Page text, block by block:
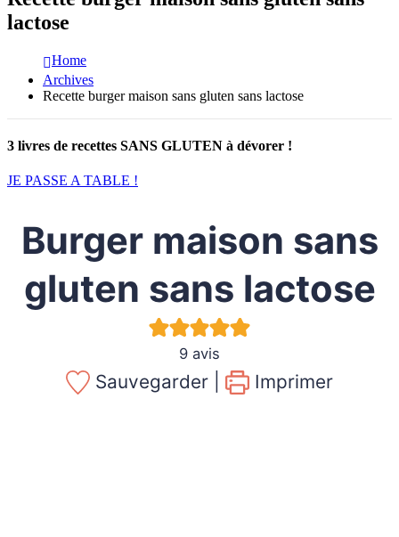
lactose
Home
Archives
Recette burger maison sans gluten sans lactose
3 livres de recettes SANS GLUTEN à dévorer !
JE PASSE A TABLE !
Burger maison sans
gluten sans lactose
9 avis
Sauvegarder | Imprimer